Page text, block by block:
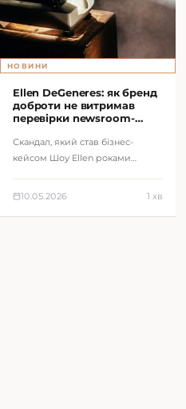
НОВИНИ
Ellen DeGeneres: як бренд
доброти не витримав
перевірки newsroom-
Скандал, який став бізнес-
кейсом Шоу Ellen роками
10.05.2026 1 хв